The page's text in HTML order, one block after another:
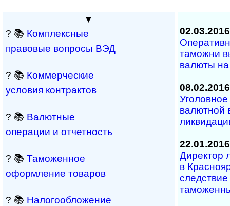
▼
? 📚 Комплексные
правовые вопросы ВЭД
? 📚 Коммерческие
условия контрактов
? 📚 Валютные
операции и отчетность
? 📚 Таможенное
оформление товаров
? 📚 Налогообложение
02.03.2016
таможни
валюты
08.02.2016
валютной
22.01.2016
Директор
в